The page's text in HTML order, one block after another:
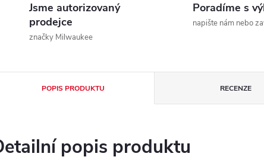
Jsme autorizovaný
prodejce
značky Milwaukee
Poradíme s
napište nám nebo
POPIS PRODUKTU RECENZE
popis produktu